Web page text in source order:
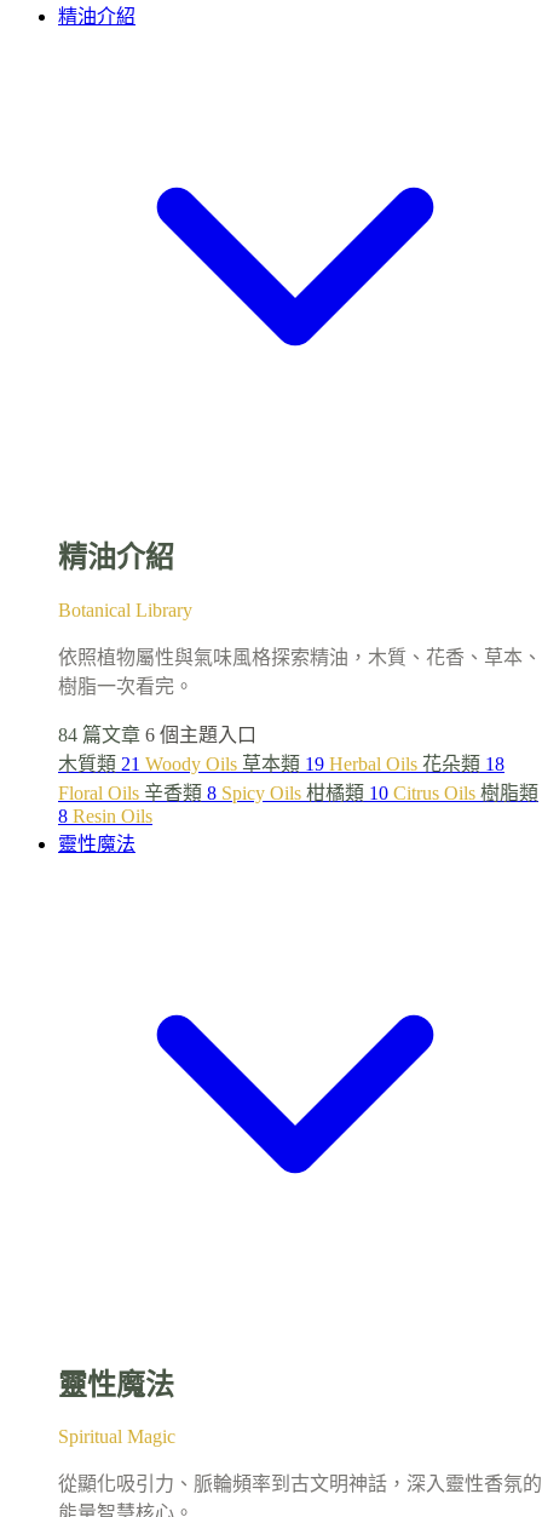
精油介紹
精油介紹
Botanical Library
依照植物屬性與氣味風格探索精油，木質、花香、草本、
樹脂一次看完。
84 篇文章 6 個主題入口
木質類 21 Woody Oils 草本類 19 Herbal Oils 花朵類 18
Floral Oils 辛香類 8 Spicy Oils 柑橘類 10 Citrus Oils 樹脂類
8 Resin Oils
靈性魔法
靈性魔法
Spiritual Magic
從顯化吸引力、脈輪頻率到古文明神話，深入靈性香氛的